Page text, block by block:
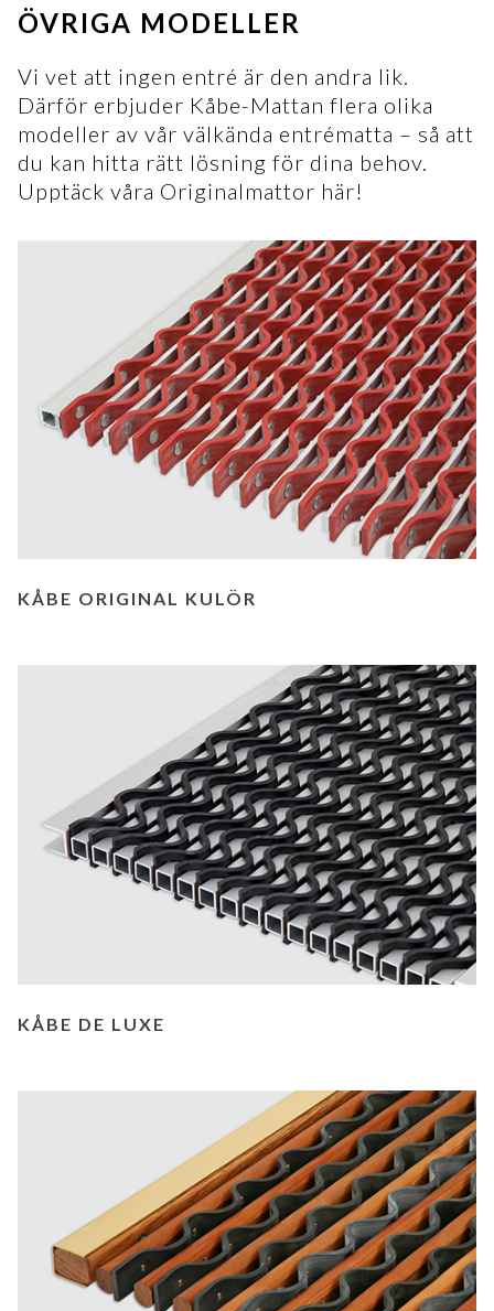
ÖVRIGA MODELLER
Vi vet att ingen entré är den andra lik.
Därför erbjuder Kåbe-Mattan flera olika
modeller av vår välkända entrématta – så att
du kan hitta rätt lösning för dina behov.
Upptäck våra Originalmattor här!
KÅBE ORIGINAL KULÖR
KÅBE DE LUXE